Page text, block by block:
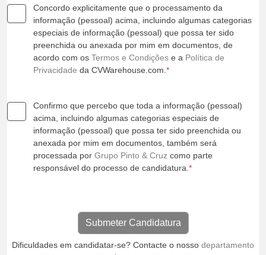
Concordo explicitamente que o processamento da
informação (pessoal) acima, incluindo algumas categorias
especiais de informação (pessoal) que possa ter sido
preenchida ou anexada por mim em documentos, de
acordo com os Termos e Condições e a Política de
Privacidade da CVWarehouse.com. *
Confirmo que percebo que toda a informação (pessoal)
acima, incluindo algumas categorias especiais de
informação (pessoal) que possa ter sido preenchida ou
anexada por mim em documentos, também será
processada por Grupo Pinto & Cruz como parte
responsável do processo de candidatura. *
Dificuldades em candidatar-se? Contacte o nosso departamento